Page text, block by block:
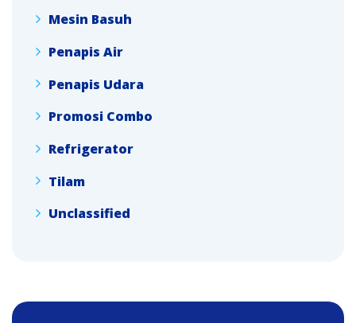
Mesin Basuh
Penapis Air
Penapis Udara
Promosi Combo
Refrigerator
Tilam
Unclassified